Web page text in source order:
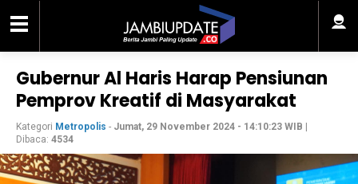
Gubernur Al Haris Harap Pensiunan
Pemprov Kreatif di Masyarakat
Kategori Metropolis - Jumat, 29 November 2024 - 14:10:23 WIB
Dibaca: 4534